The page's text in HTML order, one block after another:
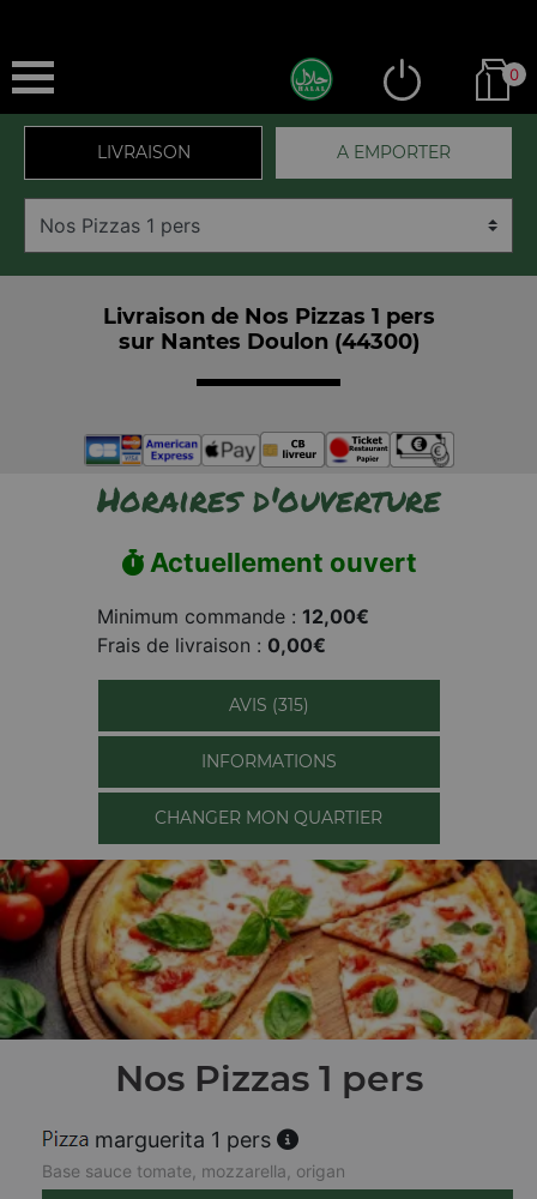
0
LIVRAISON A EMPORTER
Livraison de Nos Pizzas 1 pers
sur Nantes Doulon (44300)
Horaires d'ouverture
Actuellement ouvert
Minimum commande : 12,00€
Frais de livraison : 0,00€
AVIS (315)
INFORMATIONS
CHANGER MON QUARTIER
Nos Pizzas 1 pers
marguerita 1 pers
Base sauce tomate, mozzarella, origan